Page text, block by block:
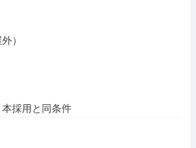
）
採用と同条件